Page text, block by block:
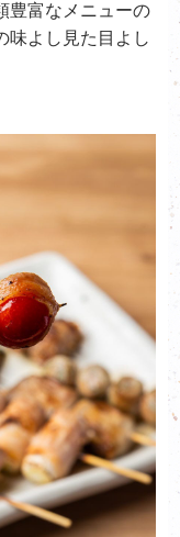
豊富なメニューの
よし見た目よし